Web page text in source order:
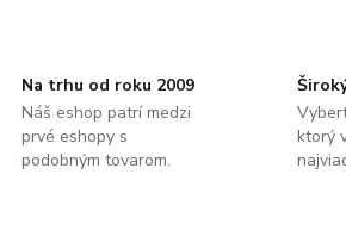
Na trhu od roku 2009
Náš eshop patrí medzi
prvé eshopy s
podobným tovarom.
ktorý